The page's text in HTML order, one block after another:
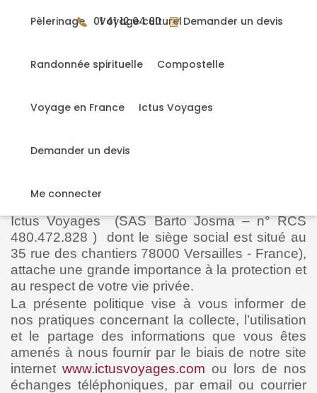
Pèlerinage Voyage culturel
Randonnée spirituelle Compostelle
Voyage en France Ictus Voyages
Demander un devis
Me connecter
01 41 12 04 80 Demander un devis
Politique Confidentialité
Données
Ictus Voyages (SAS Barto Josma – n° RCS
480.472.828 ) dont le siège social est situé au
35 rue des chantiers 78000 Versailles - France),
attache une grande importance à la protection et
au respect de votre vie privée.
La présente politique vise à vous informer de
nos pratiques concernant la collecte, l’utilisation
et le partage des informations que vous êtes
amenés à nous fournir par le biais de notre site
internet www.ictusvoyages.com ou lors de nos
échanges téléphoniques, par email ou courrier